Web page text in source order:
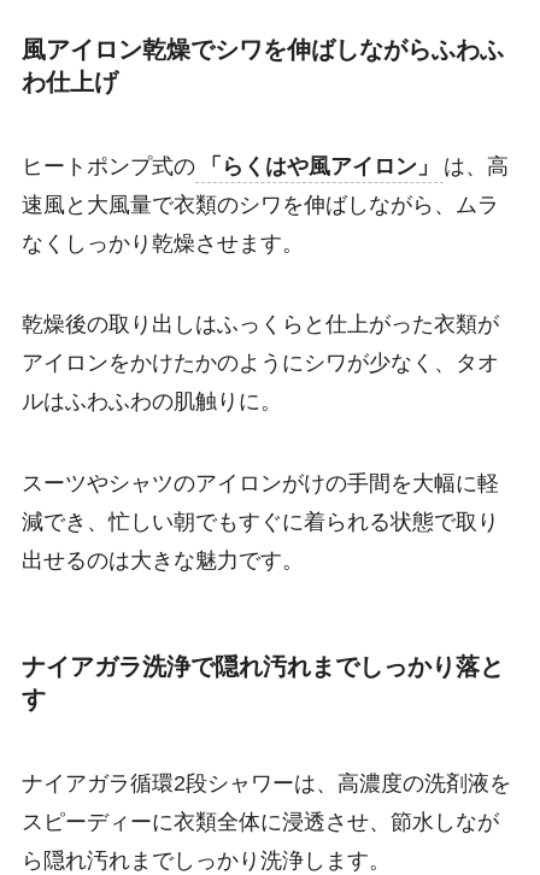
風アイロン乾燥でシワを伸ばしながらふわふ
わ仕上げ
ヒートポンプ式の 「らくはや風アイロン」
は、高
速風と大風量で衣類のシワを伸ばしながら、ムラ
なくしっかり乾燥させます。
乾燥後の取り出しはふっくらと仕上がった衣類が
アイロンをかけたかのようにシワが少なく、タオ
ルはふわふわの肌触りに。
スーツやシャツのアイロンがけの手間を大幅に軽
減でき、忙しい朝でもすぐに着られる状態で取り
出せるのは大きな魅力です。
ナイアガラ洗浄で隠れ汚れまでしっかり落と
す
ナイアガラ循環2段シャワーは、高濃度の洗剤液を
スピーディーに衣類全体に浸透させ、節水しなが
ら隠れ汚れまでしっかり洗浄します。